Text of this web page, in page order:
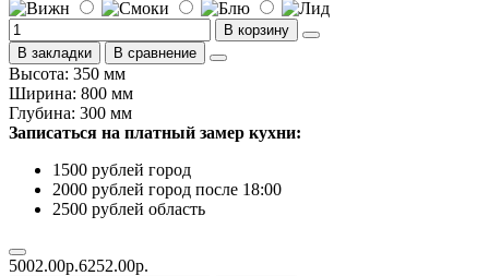
В корзину
В закладки
В сравнение
Высота: 350 мм
Ширина: 800 мм
Глубина: 300 мм
Записаться на платный замер кухни:
1500 рублей город
2000 рублей город после 18:00
2500 рублей область
5002.00р.6252.00р.